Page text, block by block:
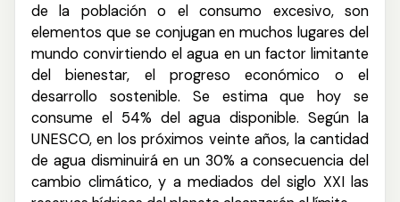
de la población o el consumo excesivo, son
elementos que se conjugan en muchos lugares del
mundo convirtiendo el agua en un factor limitante
del bienestar, el progreso económico o el
desarrollo sostenible. Se estima que hoy se
consume el 54% del agua disponible. Según la
UNESCO, en los próximos veinte años, la cantidad
de agua disminuirá en un 30% a consecuencia del
cambio climático, y a mediados del siglo XXI las